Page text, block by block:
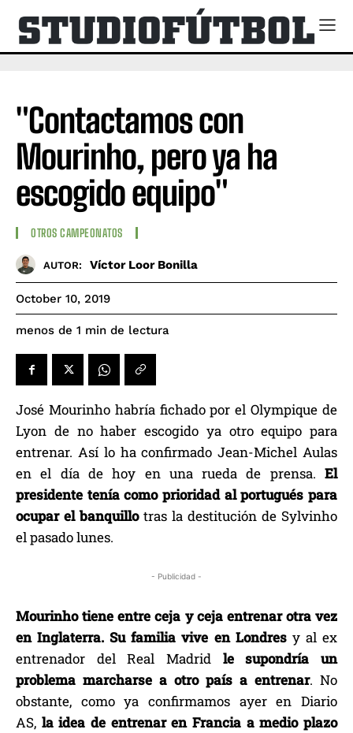
"Contactamos con
Mourinho, pero ya ha
escogido equipo"
OTROS CAMPEONATOS
AUTOR: Víctor Loor Bonilla
October 10, 2019
menos de 1 min de lectura
José Mourinho habría fichado por el Olympique de
Lyon de no haber escogido ya otro equipo para
entrenar. Así lo ha confirmado Jean-Michel Aulas
en el día de hoy en una rueda de prensa. El
presidente tenía como prioridad al portugués para
ocupar el banquillotras la destitución de Sylvinho
el pasado lunes.
- Publicidad -
Mourinho tiene entre ceja y ceja entrenar otra vez
en Inglaterra. Su familia vive en Londresy al ex
entrenador del Real Madrid le supondría un
problema marcharse a otro país a entrenar. No
obstante, como ya confirmamos ayer en Diario
AS, la idea de entrenar en Francia a medio plazo